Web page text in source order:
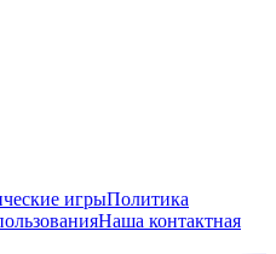
игрыПолитика
Наша контактная